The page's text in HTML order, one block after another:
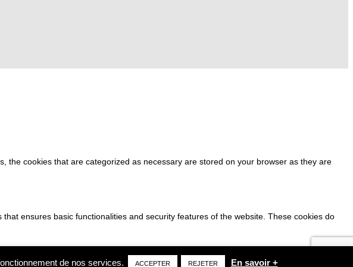
de nos services. ACCEPTER REJETER En savoir +
the cookies that are categorized as necessary are stored on your browser as they are
ensures basic functionalities and security features of the website. These cookies do